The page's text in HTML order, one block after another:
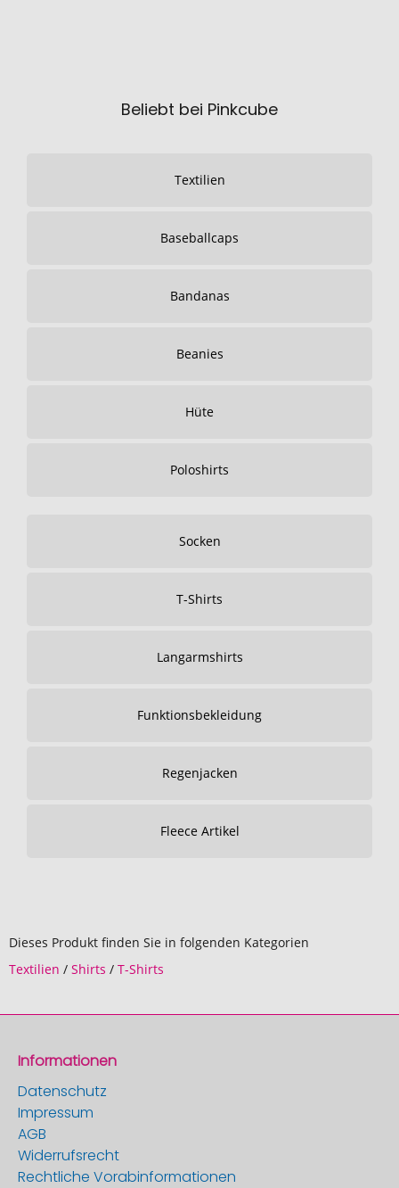
Beliebt bei Pinkcube
Textilien
Baseballcaps
Bandanas
Beanies
Hüte
Poloshirts
Socken
T-Shirts
Langarmshirts
Funktionsbekleidung
Regenjacken
Fleece Artikel
Dieses Produkt finden Sie in folgenden Kategorien
Textilien / Shirts / T-Shirts
Informationen
Datenschutz
Impressum
AGB
Widerrufsrecht
Rechtliche Vorabinformationen